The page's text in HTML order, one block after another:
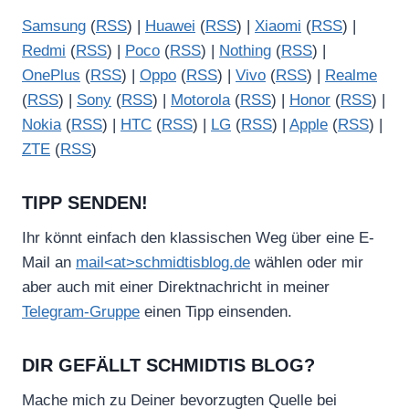
Samsung (RSS) | Huawei (RSS) | Xiaomi (RSS) |
Redmi (RSS) | Poco (RSS) | Nothing (RSS) |
OnePlus (RSS) | Oppo (RSS) | Vivo (RSS) |
Realme
(RSS) | Sony (RSS) | Motorola(RSS) | Honor (RSS) |
Nokia(RSS) | HTC (RSS) | LG (RSS) | Apple (RSS) |
ZTE (RSS)
TIPP SENDEN!
Ihr könnt einfach den klassischen Weg über eine E-
Mail an mail<at>schmidtisblog.de wählen oder mir
aber auch mit einer Direktnachricht in meiner
Telegram-Gruppe einen Tipp einsenden.
DIR GEFÄLLT SCHMIDTIS BLOG?
Mache mich zu Deiner bevorzugten Quelle bei